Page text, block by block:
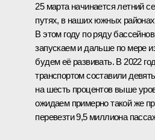
25 марта начинается летний
путях, в наших южных
В этом году по ряду
запускаем и дальше по мере
будем её развивать. В 2022
транспортом составили
на шесть процентов выше
ожидаем примерно такой же
перевезти 9,5 миллиона